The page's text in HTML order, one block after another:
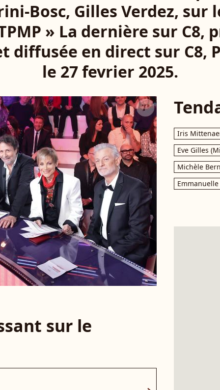
Bosc, Gilles Verdez, sur
» La dernière sur C8,
diffusée en direct sur C8,
le 27 fevrier 2025.
sur le
Iris
Eve Gilles
Michèle